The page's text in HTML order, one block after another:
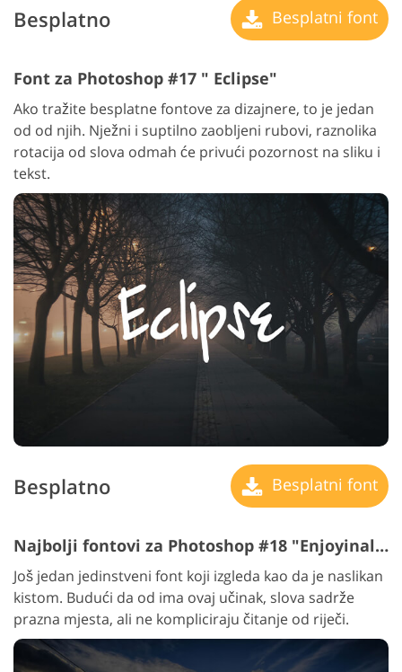
Besplatno Besplatni font
Font za Photoshop #17 " Eclipse"
Ako tražite besplatne fontove za dizajnere, to je jedan
od od njih. Nježni i suptilno zaobljeni rubovi, raznolika
rotacija od slova odmah će privući pozornost na sliku i
tekst.
Besplatno Besplatni font
Najbolji fontovi za Photoshop #18 "Enjoyinalos"
Još jedan jedinstveni font koji izgleda kao da je naslikan
kistom. Budući da od ima ovaj učinak, slova sadrže
prazna mjesta, ali ne kompliciraju čitanje od riječi.